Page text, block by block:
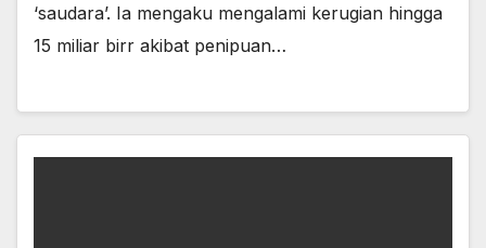
‘saudara’. Ia mengaku mengalami kerugian hingga
15 miliar birr akibat penipuan…